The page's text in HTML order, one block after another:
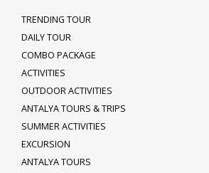
TRENDING TOUR
DAILY TOUR
COMBO PACKAGE
ACTIVITIES
OUTDOOR ACTIVITIES
ANTALYA TOURS & TRIPS
SUMMER ACTIVITIES
EXCURSION
ANTALYA TOURS